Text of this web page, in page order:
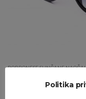
BORBONESE SUNČANE
Politika